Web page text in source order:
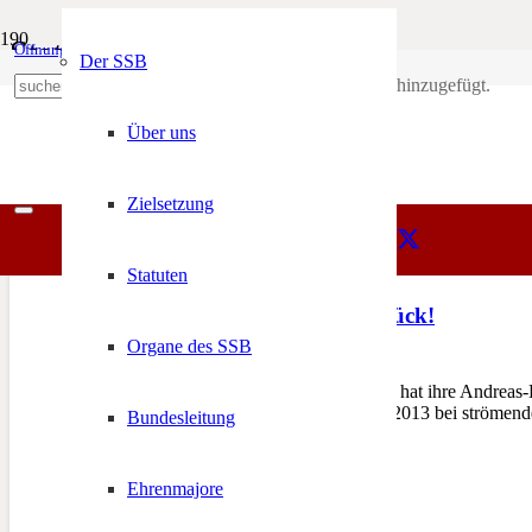
Öffnungszeiten
+39 0471 974 078 wurde deinem Warenkorb hinzugefügt.
Der SSB
Über uns
Zielsetzung
Statuten
Organe des SSB
Bundesleitung
Ehrenmajore
Statue
SSB
Andreas Hofer ist zurück!
MERAN – Die Stadt Meran hat ihre
Mittwoch, den 30. Oktober 2013 bei